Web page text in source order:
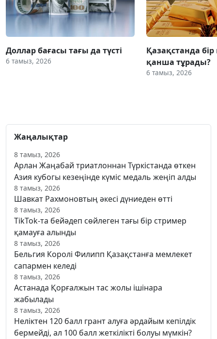
Доллар бағасы тағы да түсті
6 тамыз, 2026
Қазақстанда
қанша тұрады?
6 тамыз, 2026
Жаңалықтар
8 тамыз, 2026
Арлан Жаңабай триатлоннан Түркістанда өткен
Азия кубогы кезеңінде күміс медаль жеңіп алды
8 тамыз, 2026
Шавкат Рахмоновтың әкесі дүниеден өтті
8 тамыз, 2026
TikTok-та бейәдеп сөйлеген тағы бір стример
қамауға алынды
8 тамыз, 2026
Бельгия Королі Филипп Қазақстанға мемлекет
сапармен келеді
8 тамыз, 2026
Астанада Қорғалжын тас жолы ішінара
жабылады
8 тамыз, 2026
Неліктен 120 балл грант алуға әрдайым кепілдік
бермейді, ал 100 балл жеткілікті болуы мүмкін?